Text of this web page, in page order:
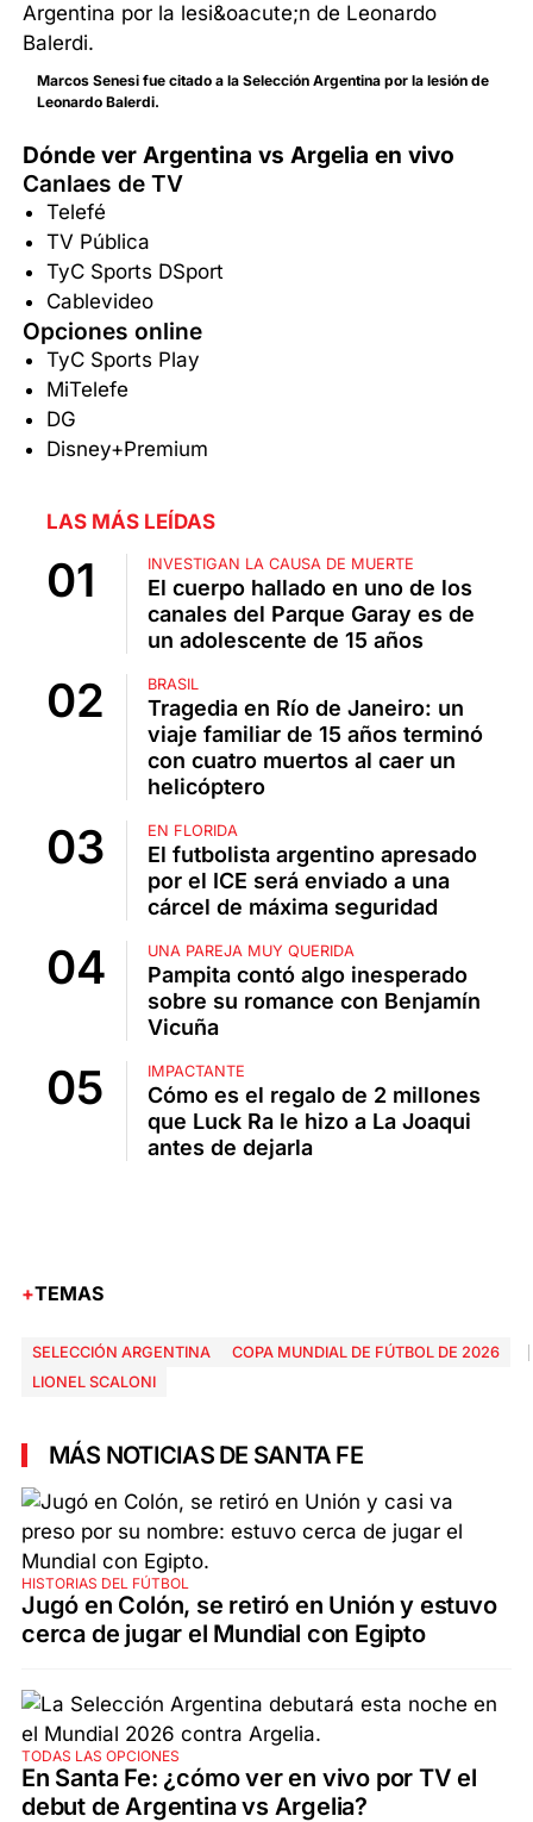
Marcos Senesi fue citado a la Selección Argentina por la lesión de
Leonardo Balerdi.
Dónde ver Argentina vs Argelia en vivo
Canlaes de TV
Telefé
TV Pública
TyC Sports DSport
Cablevideo
Opciones online
TyC Sports Play
MiTelefe
DG
Disney+Premium
LAS MÁS LEÍDAS
INVESTIGAN LA CAUSA DE MUERTE
El cuerpo hallado en uno de los
canales del Parque Garay es de
un adolescente de 15 años
BRASIL
Tragedia en Río de Janeiro: un
viaje familiar de 15 años terminó
con cuatro muertos al caer un
helicóptero
EN FLORIDA
El futbolista argentino apresado
por el ICE será enviado a una
cárcel de máxima seguridad
UNA PAREJA MUY QUERIDA
Pampita contó algo inesperado
sobre su romance con Benjamín
Vicuña
IMPACTANTE
Cómo es el regalo de 2 millones
que Luck Ra le hizo a La Joaqui
antes de dejarla
TEMAS
SELECCIÓN ARGENTINA
COPA MUNDIAL DE FÚTBOL DE 2026
LIONEL SCALONI
MÁS NOTICIAS DE SANTA FE
HISTORIAS DEL FÚTBOL
Jugó en Colón, se retiró en Unión y estuvo
cerca de jugar el Mundial con Egipto
TODAS LAS OPCIONES
En Santa Fe: ¿cómo ver en vivo por TV el
debut de Argentina vs Argelia?